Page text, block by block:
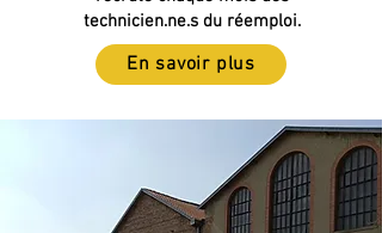
technicien.ne.s du réemploi.
En savoir plus